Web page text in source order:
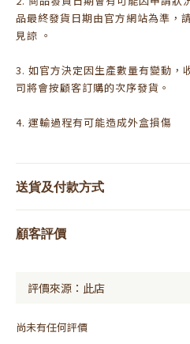
品最終發貨日期由官方網站為準，
見諒 。
3. 如官方決定因生產數量有變動，
司將會按顧客訂購的次序發貨。
4. 運輸過程有可能造成外盒損傷
送貨及付款方式
顧客評價
尚未有任何評價